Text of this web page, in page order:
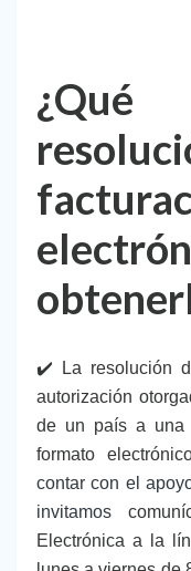
✔️ La resolución
autorización
de un país a una
formato
contar con el
invitamos
Electrónica a la